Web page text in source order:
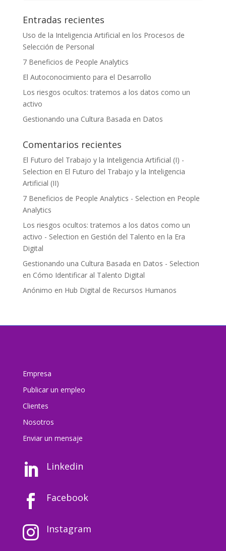
Entradas recientes
Uso de la Inteligencia Artificial en los Procesos de
Selección de Personal
7 Beneficios de People Analytics
El Autoconocimiento para el Desarrollo
Los riesgos ocultos: tratemos a los datos como un
activo
Gestionando una Cultura Basada en Datos
Comentarios recientes
El Futuro del Trabajo y la Inteligencia Artificial (I) -
Selection en El Futuro del Trabajo y la Inteligencia
Artificial (II)
7 Beneficios de People Analytics - Selection en People
Analytics
Los riesgos ocultos: tratemos a los datos como un
activo - Selection en Gestión del Talento en la Era
Digital
Gestionando una Cultura Basada en Datos - Selection
en Cómo Identificar al Talento Digital
Anónimo en Hub Digital de Recursos Humanos
Empresa
Publicar un empleo
Clientes
Nosotros
Enviar un mensaje
 Linkedin
 Facebook
 Instagram